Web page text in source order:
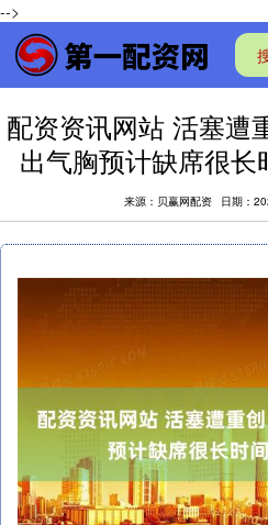
-->
配资资讯网站 活塞遭
出气胸预计缺席很
来源：贝赢网配资 日期：